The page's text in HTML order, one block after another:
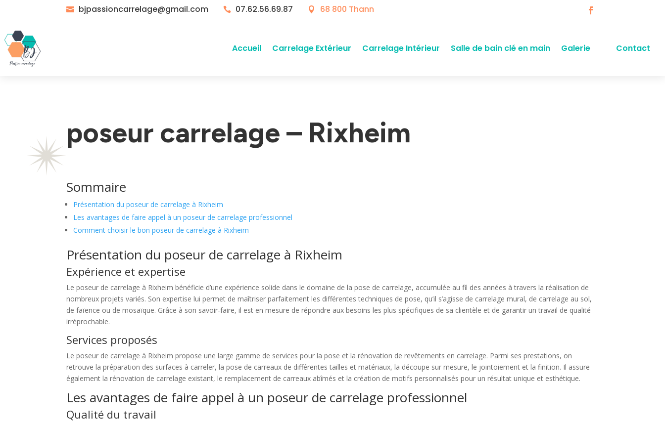
 bjpassioncarrelage@gmail.com  07.62.56.69.87  68 800 Thann
Accueil Carrelage Extérieur Carrelage Intérieur Salle de bain clé en main Galerie Contact
poseur carrelage – Rixheim
Sommaire
Présentation du poseur de carrelage à Rixheim
Les avantages de faire appel à un poseur de carrelage professionnel
Comment choisir le bon poseur de carrelage à Rixheim
Présentation du poseur de carrelage à Rixheim
Expérience et expertise
Le poseur de carrelage à Rixheim bénéficie d’une expérience solide dans le domaine de la pose de carrelage, accumulée au fil des années à travers la réalisation de
nombreux projets variés. Son expertise lui permet de maîtriser parfaitement les différentes techniques de pose, qu’il s’agisse de carrelage mural, de carrelage au sol,
de faïence ou de mosaïque. Grâce à son savoir-faire, il est en mesure de répondre aux besoins les plus spécifiques de sa clientèle et de garantir un travail de qualité
irréprochable.
Services proposés
Le poseur de carrelage à Rixheim propose une large gamme de services pour la pose et la rénovation de revêtements en carrelage. Parmi ses prestations, on
retrouve la préparation des surfaces à carreler, la pose de carreaux de différentes tailles et matériaux, la découpe sur mesure, le jointoiement et la finition. Il assure
également la rénovation de carrelage existant, le remplacement de carreaux abîmés et la création de motifs personnalisés pour un résultat unique et esthétique.
Les avantages de faire appel à un poseur de carrelage professionnel
Qualité du travail